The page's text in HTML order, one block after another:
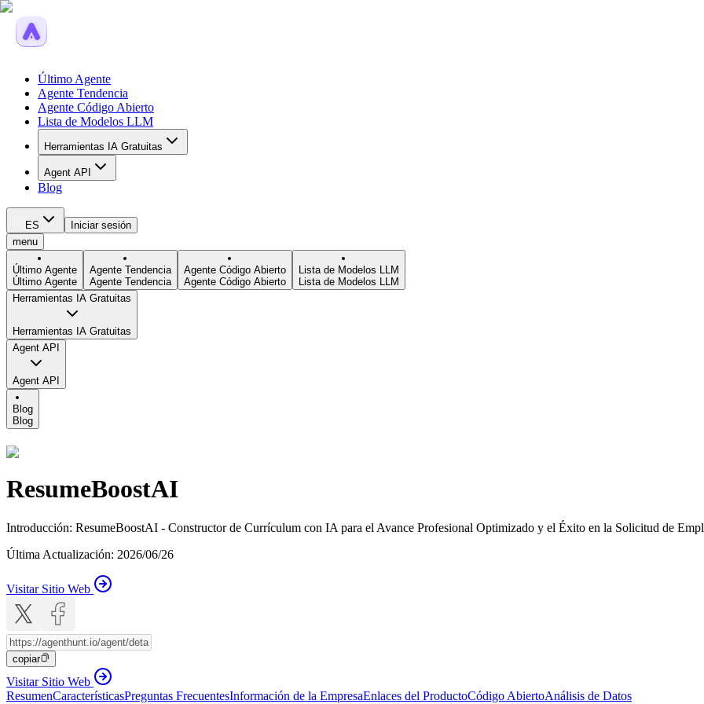
Último Agente
Agente Tendencia
Agente Código Abierto
Lista de Modelos LLM
Herramientas IA Gratuitas
Agent API
Blog
ES
Iniciar sesión
menu
Último Agente
Último Agente
Agente Tendencia
Agente Tendencia
Agente Código Abierto
Agente Código Abierto
Lista de Modelos LLM
Lista de Modelos LLM
Herramientas IA Gratuitas
Herramientas IA Gratuitas
Agent API
Agent API
Blog
Blog
ResumeBoostAI
Introducción: ResumeBoostAI - Constructor de Currículum con IA para el Avance Profesional Optimizado y el Éxito en la Solicitud de
Última Actualización: 2026/06/26
Visitar Sitio Web
copiar
Visitar Sitio Web
ResumenCaracterísticasPreguntas FrecuentesInformación de la EmpresaEnlaces del ProductoCódigo AbiertoAnálisis de Datos